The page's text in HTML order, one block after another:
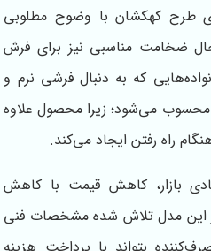
نقش‌های طرح کهکشان با وضوح مطلوبی
ضخامت مناسبی نیز برای فرش
که به دنبال فرشی نرم و
می‌شود؛ زیرا محصول علاوه
راه رفتن ایجاد می‌کند.
بازار، کاهش قیمت با کاهش
این مدل تلاش شده مشخصات فنی